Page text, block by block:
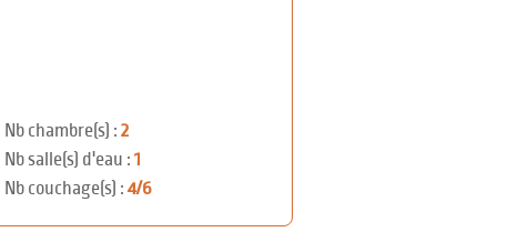
Nb chambre(s) :2
Nb salle(s) d'eau :1
Nb couchage(s) :4/6